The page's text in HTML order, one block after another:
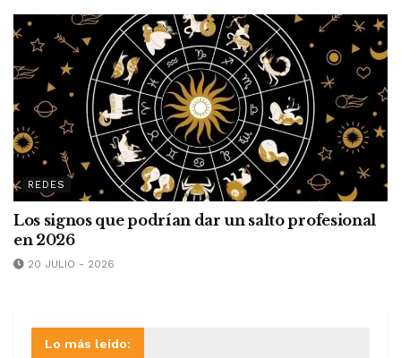
REDES
Los signos que podrían dar un salto profesional
en 2026
20 JULIO - 2026
Lo más leído: